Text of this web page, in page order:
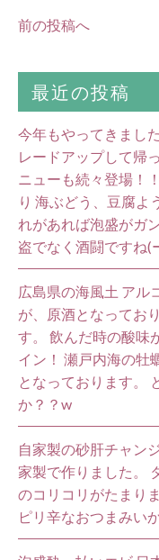
前の投稿へ
最近の投稿
今年もやってきまし
レードアップして帰
ニューも続々登場！
り 海ぶどう、豆腐よ
れがあれば泡盛がガ
盗でなく酒闘ですね(
広島県の海風土 アル
が、原酒となってお
す。 飲んだ時の酸味
イン！ 瀬戸内海の牡
となっております。
か？？w
自家製の砂肝チャン
家製で作りました。
のコリコリがたまり
ピリ辛なおつまみい